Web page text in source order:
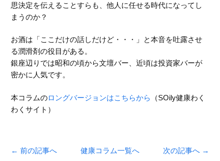
思決定を伝えることすらも、他人に任せる時代になってし
まうのか？
お酒は「ここだけの話しだけど・・・」と本音を吐露させ
る潤滑剤の役目がある。
銀座辺りでは昭和の頃から文壇バー、近頃は投資家バーが
密かに人気です。
本コラムのロングバージョンはこちらから
（SOily健康わく
わくサイト）
← 前の記事へ 健康コラム一覧へ 次の記事へ →